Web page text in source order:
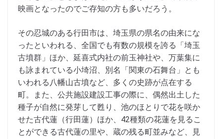
映画となったのでご存知の方も多いだろう。
その忍城のある行田市は、埼玉県の県名の由来にな
ったといわれる、全国でも有数の規模を誇る「埼玉
古墳群」ほか、延喜式内社の前玉神社や、万葉集に
も詠まれている小埼沼、別名「関東の石舞台」とも
いわれる八幡山古墳など、多くの史跡が点在する
町。また、公共施設建設工事の際に、偶然出土した
種子が自然に発芽して甦り、池のほとりで花を咲か
せた古代蓮（行田蓮）ほか、42種類の花蓮を見るこ
とができる古代蓮の里や、蔵の残る町並みなど、見